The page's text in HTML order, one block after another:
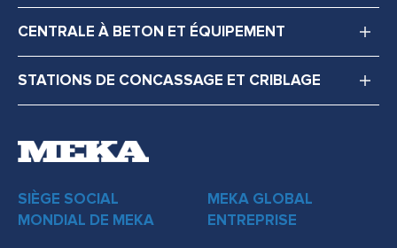
CENTRALE À BETON ET ÉQUIPEMENT
STATIONS DE CONCASSAGE ET CRIBLAGE
SIÈGE SOCIAL
MONDIAL DE MEKA
MEKA GLOBAL
ENTREPRISE